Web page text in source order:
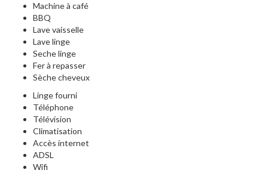
Machine à café
BBQ
Lave vaisselle
Lave linge
Seche linge
Fer à repasser
Sèche cheveux
Linge fourni
Téléphone
Télévision
Climatisation
Accès internet
ADSL
Wifi